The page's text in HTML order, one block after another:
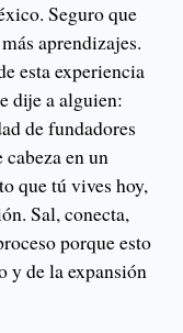
Seguro que
aprendizajes.
esta experiencia
dije a alguien:
de fundadores
en un
que tú vives hoy,
Sal, conecta,
porque esto
y de la expansión